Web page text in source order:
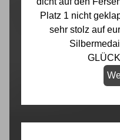
Platz 1 nicht
sehr stolz auf